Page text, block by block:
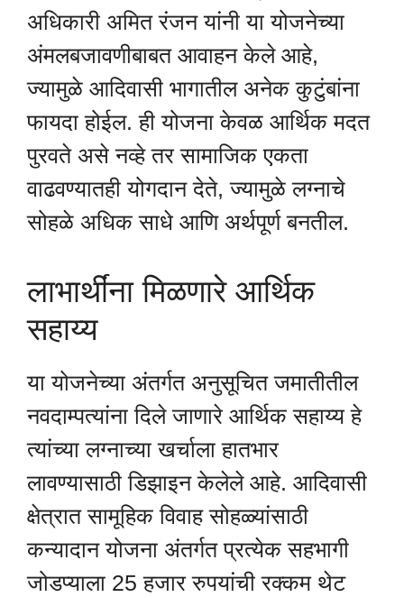
अधिकारी अमित रंजन यांनी या योजनेच्या
अंमलबजावणीबाबत आवाहन केले आहे,
ज्यामुळे आदिवासी भागातील अनेक कुटुंबांना
फायदा होईल. ही योजना केवळ आर्थिक मदत
पुरवते असे नव्हे तर सामाजिक एकता
वाढवण्यातही योगदान देते, ज्यामुळे लग्नाचे
सोहळे अधिक साधे आणि अर्थपूर्ण बनतील.
लाभार्थींना मिळणारे आर्थिक
सहाय्य
या योजनेच्या अंतर्गत अनुसूचित जमातीतील
नवदाम्पत्यांना दिले जाणारे आर्थिक सहाय्य हे
त्यांच्या लग्नाच्या खर्चाला हातभार
लावण्यासाठी डिझाइन केलेले आहे. आदिवासी
क्षेत्रात सामूहिक विवाह सोहळ्यांसाठी
कन्यादान योजना अंतर्गत प्रत्येक सहभागी
जोडप्याला 25 हजार रुपयांची रक्कम थेट